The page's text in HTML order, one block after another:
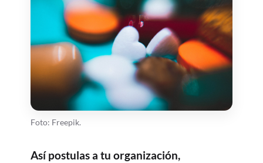
Foto: Freepik.
Así postulas a tu organización,